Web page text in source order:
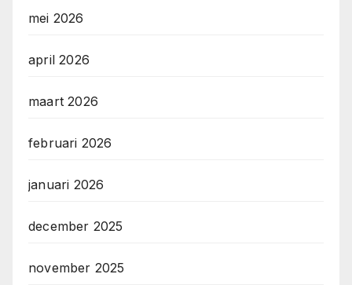
mei 2026
april 2026
maart 2026
februari 2026
januari 2026
december 2025
november 2025